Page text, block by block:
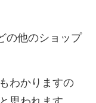
の他のショップ
わかりますの